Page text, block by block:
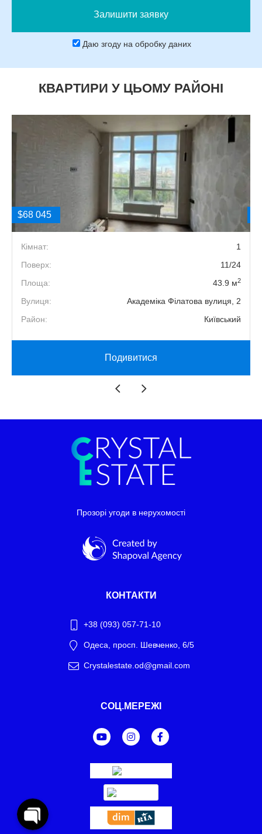
Даю згоду на обробку даних
КВАРТИРИ У ЦЬОМУ РАЙОНІ
$68 045
Кімнат:
1
Поверх:
11/24
Площа:
43.9 м2
Вулиця:
Академіка Філатова вулиця, 2
Район:
Київський
Подивитися
Прозорі угоди в нерухомості
КОНТАКТИ
+38 (093) 057-71-10
Одеса, просп. Шевченко, 6/5
Crystalestate.od@gmail.com
СОЦ.МЕРЕЖІ